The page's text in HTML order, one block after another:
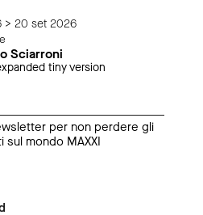
> 20 set 2026
Sciarroni
tiny version
per non perdere gli
sul mondo MAXXI